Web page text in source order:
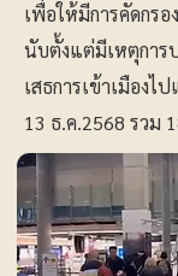
เพื่อให้มีการคัดกร
นับตั้งแต่มีเหตุการ
เสธการเข้าเมืองไ
13 ธ.ค.2568 รวม